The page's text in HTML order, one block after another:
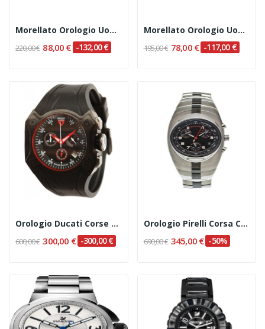
Morellato Orologio Uomo Cod. SZ6017
220,00 € 88,00 € -132,00 €
Morellato Orologio Uomo Cod. SZ6006
195,00 € 78,00 € -117,00 €
Orologio Ducati Corse Cod.CW0014
600,00 € 300,00 € -300,00 €
Orologio Pirelli Corsa Cod. R7953902125
690,00 € 345,00 € -50%